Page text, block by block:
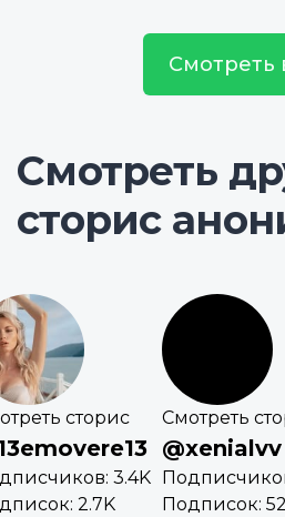
Смотреть
Смотреть
сторис
сторис
3.4K
2.7K
Смотреть
@xenialvv
Подписок: